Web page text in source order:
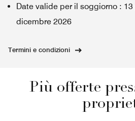
Date valide per il soggiorno :
dicembre 2026
Termini e condizioni
Più offerte